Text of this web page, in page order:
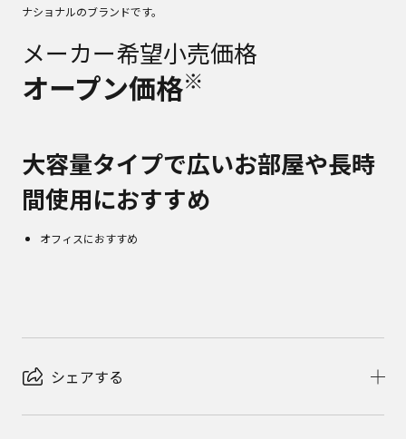
ナショナルのブランドです。
メーカー希望小売価格
オープン価格※
大容量タイプで広いお部屋や長時
間使用におすすめ
オフィスにおすすめ
シェアする